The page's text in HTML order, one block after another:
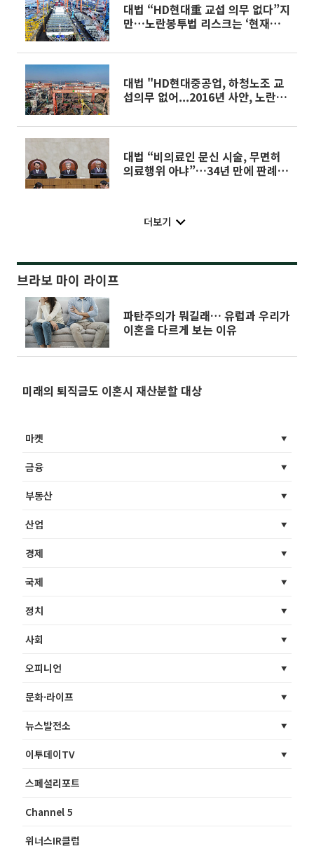
대법 “HD현대重 교섭 의무 없다”지
만…노란봉투법 리스크는 ‘현재진
대법 "HD현대중공업, 하청노조 교
섭의무 없어...2016년 사안, 노란봉
대법 “비의료인 문신 시술, 무면허
의료행위 아냐”…34년 만에 판례
더보기
브라보 마이 라이프
파탄주의가 뭐길래… 유럽과 우리가
이혼을 다르게 보는 이유
미래의 퇴직금도 이혼시 재산분할 대상
마켓
금융
부동산
산업
경제
국제
정치
사회
오피니언
문화·라이프
뉴스발전소
이투데이TV
스페셜리포트
Channel 5
위너스IR클럽